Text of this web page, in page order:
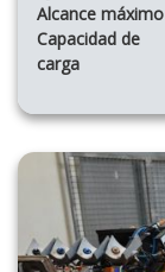
Alcance máximo
Capacidad de
carga